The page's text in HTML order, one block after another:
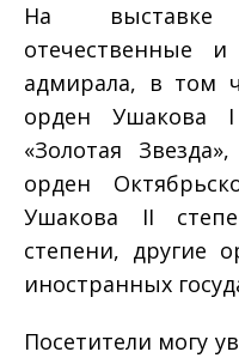
На выставке
отечественные
адмирала, в том
орден Ушакова
«Золотая
орден
Ушакова II
степени, другие
иностранных
Посетители могу